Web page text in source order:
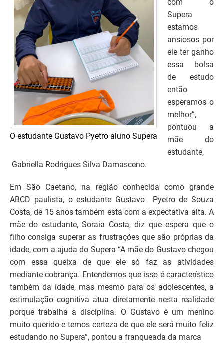
O estudante Gustavo Pyetro aluno Supera
com o
Supera
estamos
ansiosos por
ele ter ganho
essa bolsa
de estudo
então
esperamos o
melhor”,
pontuou a
mãe do
estudante,
Gabriella Rodrigues Silva Damasceno.
Em São Caetano, na região conhecida como grande
ABCD paulista, o estudante Gustavo Pyetro de Souza
Costa, de 15 anos também está com a expectativa alta. A
mãe do estudante, Soraia Costa, diz que espera que o
filho consiga superar as frustrações que são próprias da
idade, com a ajuda do Supera “A mãe do Gustavo chegou
com essa queixa de que ele só faz as atividades
mediante cobrança. Entendemos que isso é característico
também da idade, mas mesmo para os adolescentes, a
estimulação cognitiva atua diretamente nesta realidade
porque trabalha a disciplina. O Gustavo é um menino
muito querido e temos certeza de que ele será muito feliz
estudando no Supera”, pontou a franqueada da marca